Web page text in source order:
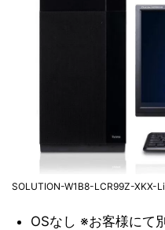
SOLUTION-W1B8-LCR99Z-XKX-
OSなし ※お客様にて